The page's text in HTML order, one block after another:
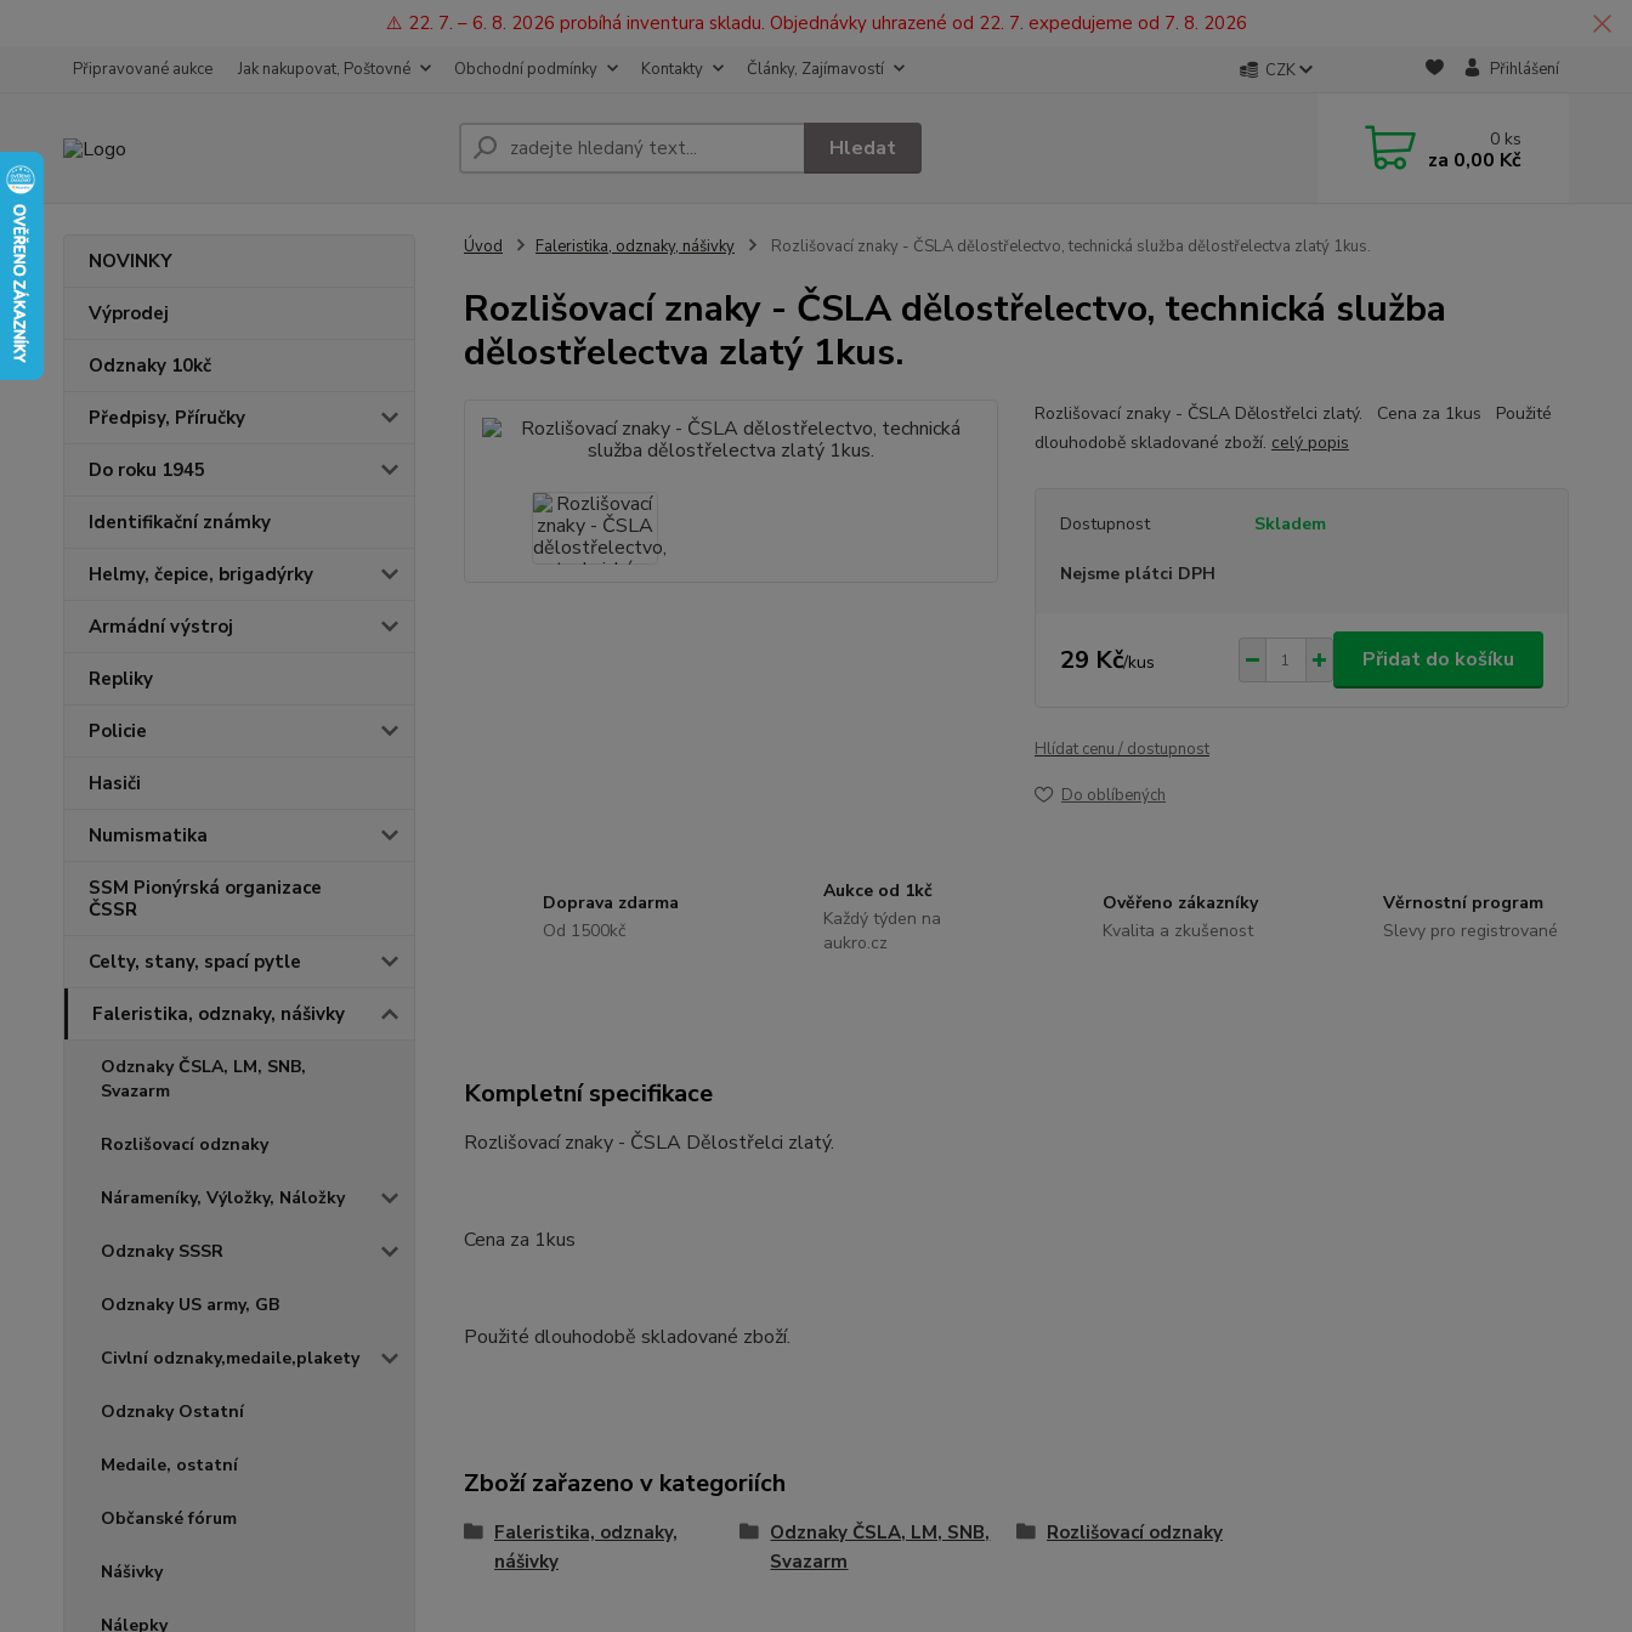
⚠️ 22. 7. – 6. 8. 2026 probíhá inventura skladu. Objednávky uhrazené od 22. 7. expedujeme od 7. 8. 2026
Připravované aukce Jak nakupovat, Poštovné Obchodní podmínky Kontakty Články, Zajímavostí CZK Přihlášení
Hledat 0 ks
za 0,00 Kč
NOVINKY
Výprodej
Odznaky 10kč
Předpisy, Příručky
Do roku 1945
Identifikační známky
Helmy, čepice, brigadýrky
Armádní výstroj
Repliky
Policie
Hasiči
Numismatika
SSM Pionýrská organizace
ČSSR
Celty, stany, spací pytle
Faleristika, odznaky, nášivky
Odznaky ČSLA, LM, SNB,
Svazarm
Rozlišovací odznaky
Nárameníky, Výložky, Náložky
Odznaky SSSR
Odznaky US army, GB
Civlní odznaky,medaile,plakety
Odznaky Ostatní
Medaile, ostatní
Občanské fórum
Nášivky
Nálepky
Úvod Faleristika, odznaky, nášivky Rozlišovací znaky - ČSLA dělostřelectvo, technická služba dělostřelectva zlatý 1kus.
Rozlišovací znaky - ČSLA dělostřelectvo, technická služba
dělostřelectva zlatý 1kus.
Rozlišovací znaky - ČSLA Dělostřelci zlatý. Cena za 1kus Použité
dlouhodobě skladované zboží. celý popis
Dostupnost Skladem
Nejsme plátci DPH
29 Kč/kus Přidat do košíku
Hlídat cenu / dostupnost
Do oblíbených
Doprava zdarma
Od 1500kč
Aukce od 1kč
Každý týden na
aukro.cz
Ověřeno zákazníky
Kvalita a zkušenost
Věrnostní program
Slevy pro registrované
Kompletní specifikace
Rozlišovací znaky - ČSLA Dělostřelci zlatý.
Cena za 1kus
Použité dlouhodobě skladované zboží.
Zboží zařazeno v kategoriích
Faleristika, odznaky,
nášivky
Odznaky ČSLA, LM, SNB,
Svazarm
Rozlišovací odznaky